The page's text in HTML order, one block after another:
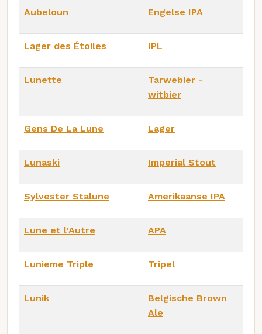
Aubeloun Engelse IPA
Lager des Étoiles IPL
Lunette
Tarwebier -
witbier
Gens De La Lune Lager
Lunaski Imperial Stout
Sylvester Stalune Amerikaanse IPA
Lune et l'Autre APA
Lunieme Triple Tripel
Lunik
Belgische Brown
Ale